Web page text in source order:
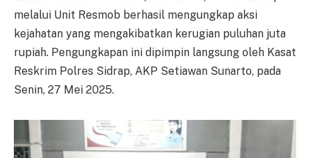
melalui Unit Resmob berhasil mengungkap aksi
kejahatan yang mengakibatkan kerugian puluhan juta
rupiah. Pengungkapan ini dipimpin langsung oleh Kasat
Reskrim Polres Sidrap, AKP Setiawan Sunarto, pada
Senin, 27 Mei 2025.